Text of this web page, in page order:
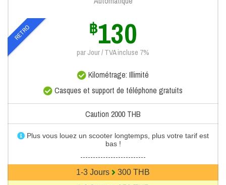
RETRO ฿130
par Jour / TVA incluse 7%
Kilométrage: Illimité
Casques et support de téléphone gratuits
Caution 2000 THB
Plus vous louez un scooter longtemps, plus votre tarif est
bas !
--------------------------
1-3 Jours
300 THB